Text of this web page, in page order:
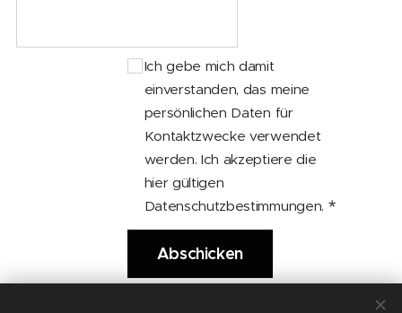
Ich gebe mich damit
einverstanden, das meine
persönlichen Daten für
Kontaktzwecke verwendet
werden. Ich akzeptiere die
hier gültigen
Datenschutzbestimmungen.
Abschicken